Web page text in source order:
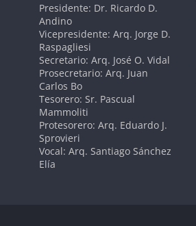
Presidente: Dr. Ricardo D.
Andino
Vicepresidente: Arq. Jorge D.
Raspagliesi
Secretario: Arq. José O. Vidal
Prosecretario: Arq. Juan
Carlos Bo
Tesorero: Sr. Pascual
Mammoliti
Protesorero: Arq. Eduardo J.
Sprovieri
Vocal: Arq. Santiago Sánchez
Elía